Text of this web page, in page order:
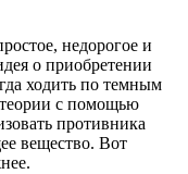
недорогое и
о приобретении
ходить по темным
теории с помощью
противника
вещество. Вот